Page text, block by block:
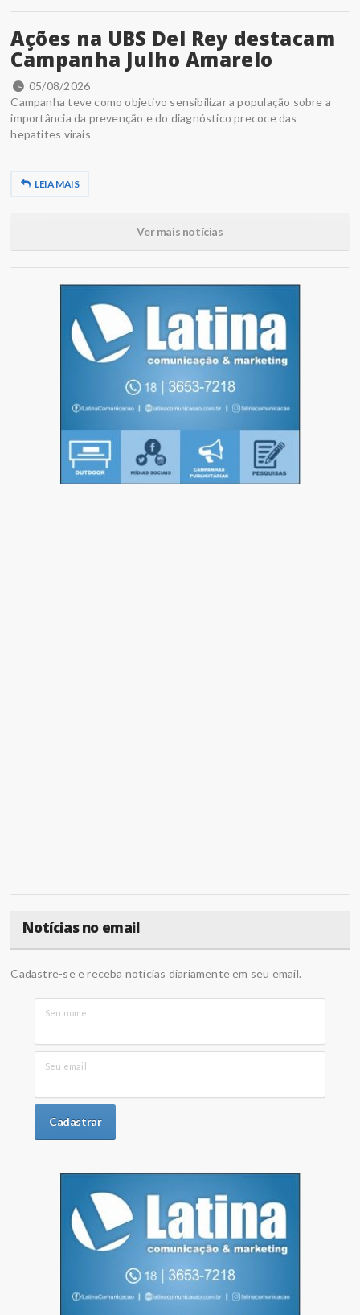
Ações na UBS Del Rey destacam
Campanha Julho Amarelo
05/08/2026
Campanha teve como objetivo sensibilizar a população sobre a
importância da prevenção e do diagnóstico precoce das
hepatites virais
LEIA MAIS
Ver mais notícias
Notícias no email
Cadastre-se e receba notícias diariamente em seu email.
Seu nome
Seu email